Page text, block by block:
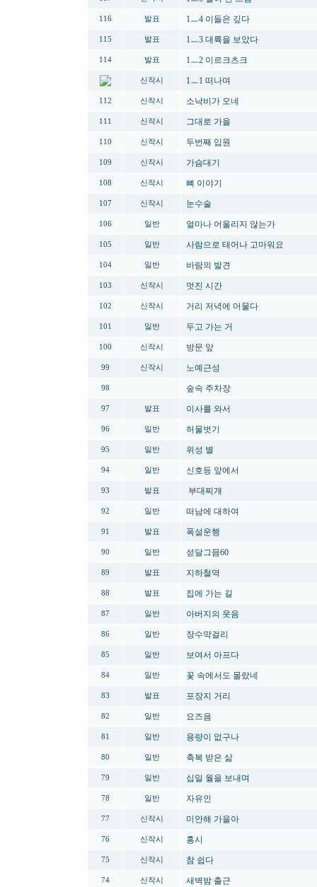
116 발표 1ㅡ4 이들은 깊다
115 발표 1ㅡ3 대륙을 보았다
114 발표 1ㅡ2 이르크츠크
신작시 1ㅡ1 떠나며
112 신작시 소낙비가 오네
111 신작시 그대로 가을
110 신작시 두번째 입원
109 신작시 가슴대기
108 신작시 뼈 이야기
107 신작시 눈수술
106 일반 얼마나 어울리지 않는가
105 일반 사람으로 태어나 고마워요
104 일반 바람의 발견
103 신작시 멋진 시간
102 신작시 거리 저녁에 머물다
101 일반 두고 가는 거
100 신작시 방문 앞
99 신작시 노예근성
98 숲속 주차장
97 발표 이사를 와서
96 일반 허물벗기
95 일반 위성 별
94 일반 신호등 앞에서
93 발표 부대찌개
92 일반 떠남에 대하여
91 발표 폭설운행
90 일반 섣달그믐60
89 발표 지하철역
88 발표 집에 가는 길
87 일반 아버지의 웃음
86 일반 장수막걸리
85 일반 보여서 아프다
84 일반 꽃 속에서도 몰랐네
83 발표 포장지 거리
82 일반 요즈음
81 일반 용량이 없구나
80 일반 축복 받은 삶
79 일반 십일 월을 보내며
78 일반 자유인
77 신작시 미안해 가을아
76 신작시 홍시
75 신작시 참 쉽다
74 신작시 새벽밤 출근